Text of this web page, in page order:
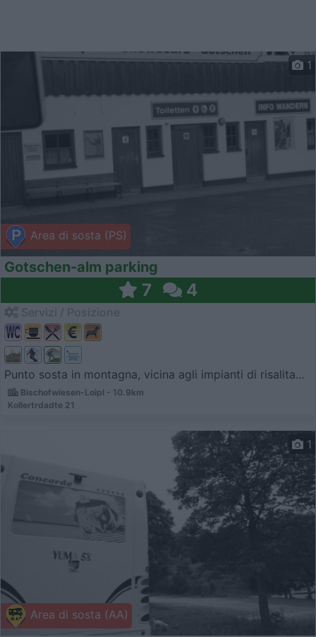
Area di sosta (PS)
1
Gotschen-alm parking
7 4
Punto sosta in montagna, vicina agli impianti di risalita...
Bischofwiesen-Loipl - 10.9km
Kollertrdadte 21
Area di sosta (AA)
1